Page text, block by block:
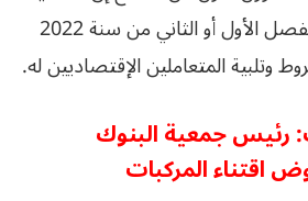
ستنطلق فعليا خلال الفصل الأول أو الثاني من سنة 2022
المتعاملين الإقتصاديين له.
رئيس جمعية البنوك
المركبات